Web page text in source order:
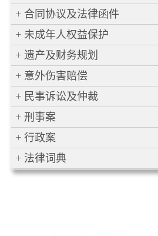
合同协议及法律函件
未成年人权益保护
遗产及财务规划
意外伤害赔偿
民事诉讼及仲裁
刑事案
行政案
法律词典